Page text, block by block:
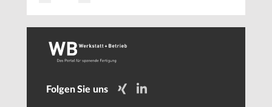
Folgen Sie uns